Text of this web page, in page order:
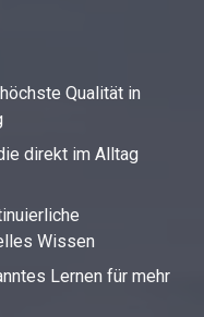
Qualität in
direkt im Alltag
Wissen
Lernen für mehr